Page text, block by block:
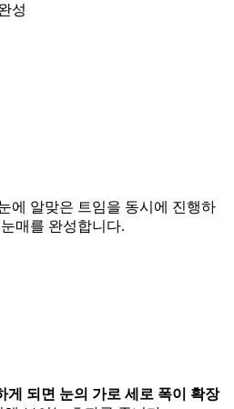
성
에 알맞은 트임을 동시에 진행하
매를 완성합니다.
게 되면 눈의 가로 세로 폭이 확장